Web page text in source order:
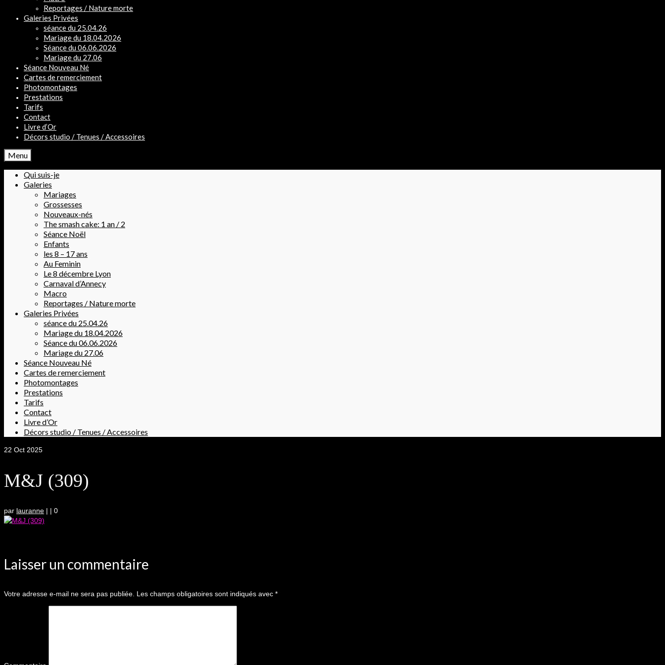
Reportages / Nature morte
Galeries Privées
séance du 25.04.26
Mariage du 18.04.2026
Séance du 06.06.2026
Mariage du 27.06
Séance Nouveau Né
Cartes de remerciement
Photomontages
Prestations
Tarifs
Contact
Livre d’Or
Décors studio / Tenues / Accessoires
Menu
Qui suis-je
Galeries
Mariages
Grossesses
Nouveaux-nés
The smash cake: 1 an / 2
Séance Noël
Enfants
les 8 – 17 ans
Au Feminin
Le 8 décembre Lyon
Carnaval d’Annecy
Macro
Reportages / Nature morte
Galeries Privées
séance du 25.04.26
Mariage du 18.04.2026
Séance du 06.06.2026
Mariage du 27.06
Séance Nouveau Né
Cartes de remerciement
Photomontages
Prestations
Tarifs
Contact
Livre d’Or
Décors studio / Tenues / Accessoires
22 Oct 2025
M&J (309)
par lauranne | | 0
Laisser un commentaire
Votre adresse e-mail ne sera pas publiée. Les champs obligatoires sont indiqués avec *